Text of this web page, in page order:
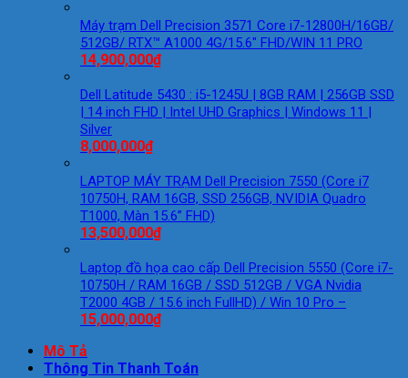
Máy trạm Dell Precision 3571 Core i7-12800H/16GB/
512GB/ RTX™ A1000 4G/15.6″ FHD/WIN 11 PRO
14,900,000₫
Dell Latitude 5430 : i5-1245U | 8GB RAM | 256GB SSD
| 14 inch FHD | Intel UHD Graphics | Windows 11 |
Silver
8,000,000₫
LAPTOP MÁY TRẠM Dell Precision 7550 (Core i7
10750H, RAM 16GB, SSD 256GB, NVIDIA Quadro
T1000, Màn 15.6” FHD)
13,500,000₫
Laptop đồ họa cao cấp Dell Precision 5550 (Core i7-
10750H / RAM 16GB / SSD 512GB / VGA Nvidia
T2000 4GB / 15.6 inch FullHD) / Win 10 Pro –
15,000,000₫
Mô Tả
Thông Tin Thanh Toán